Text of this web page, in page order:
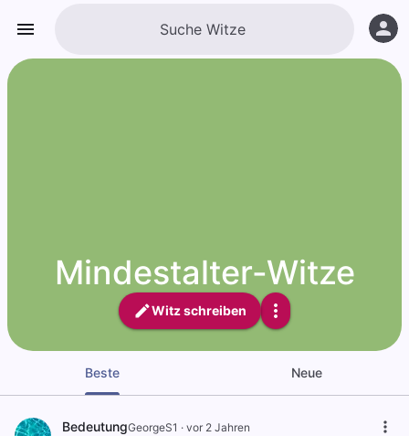
Mindestalter-Witze
Witz schreiben
Beste Neue
BedeutungGeorgeS1 · vor 2 Jahren